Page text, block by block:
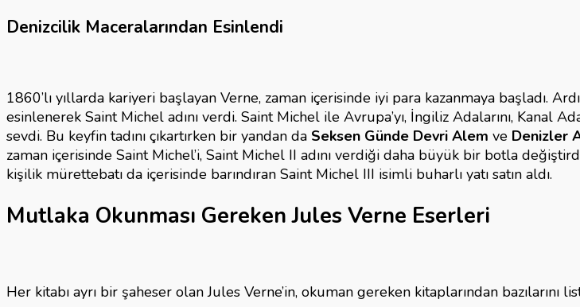
Denizcilik Maceralarından Esinlendi
1860’lı yıllarda kariyeri başlayan Verne, zaman içerisinde iyi para kazanmaya başladı.
esinlenerek Saint Michel adını verdi. Saint Michel ile Avrupa’yı, İngiliz Adalarını, Kanal
sevdi. Bu keyfin tadını çıkartırken bir yandan da Seksen Günde Devri Alem ve Denizler
zaman içerisinde Saint Michel’i, Saint Michel II adını verdiği daha büyük bir botla
kişilik mürettebatı da içerisinde barındıran Saint Michel III isimli buharlı yatı satın aldı.
Mutlaka Okunması Gereken Jules Verne Eserleri
Her kitabı ayrı bir şaheser olan Jules Verne’in, okuman gereken kitaplarından bazılarını